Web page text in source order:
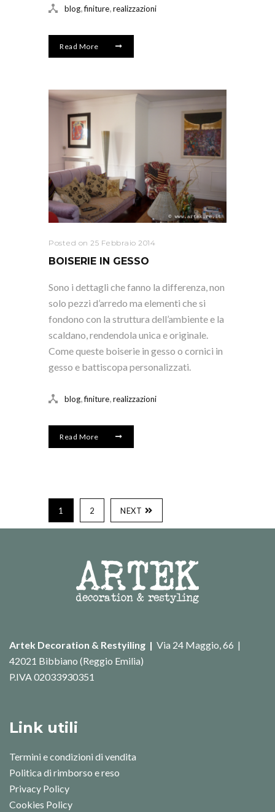
blog ,finiture realizzazioni
Read More
Posted on 25 Febbraio 2014
BOISERIE IN GESSO
Sono i dettagli che fanno la differenza, non
solo pezzi d’arredo ma elementi che si
fondono con la struttura dell’ambiente e la
scaldano, rendendola unica e originale.
Come queste boiserie in gesso o cornici in
gesso e battiscopa personalizzati.
blog,finiture,realizzazioni
Read More
1 2 NEXT
Artek Decoration & Restyiling | Via 24 Maggio, 66 |
42021 Bibbiano (Reggio Emilia)
P.IVA 02033930351
Link utili
Termini e condizioni di vendita
Politica di rimborso e reso
Privacy Policy
Cookies Policy